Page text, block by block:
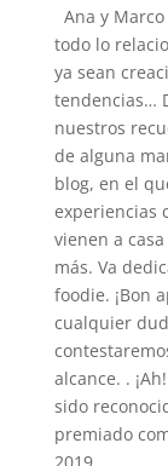
Ana y
todo lo
ya sean
tendencias…
nuestros
de alguna
blog, en el
experiencias
vienen a
más. Va
foodie. ¡Bon
cualquier
alcance. .
sido
premiado